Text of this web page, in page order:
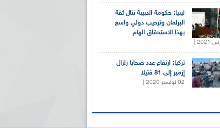
ليبيا: حكومة الدبيبة تنال ثقة
البرلمان وترحيب دولي واسع
بهذا الاستحقاق الهام
تركيا: ارتفاع عدد ضحايا زلزال
إزمير إلى 81 قتيلا
02 نوفمبر 2020 |